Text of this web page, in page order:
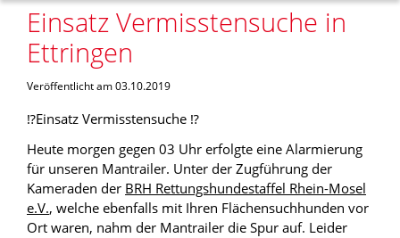
Einsatz Vermisstensuche in
Ettringen
Veröffentlicht am 03.10.2019
⁉️Einsatz Vermisstensuche ⁉️
Heute morgen gegen 03 Uhr erfolgte eine Alarmierung
für unseren Mantrailer. Unter der Zugführung der
Kameraden der BRH Rettungshundestaffel Rhein-Mosel
e.V., welche ebenfalls mit Ihren Flächensuchhunden vor
Ort waren, nahm der Mantrailer die Spur auf. Leider